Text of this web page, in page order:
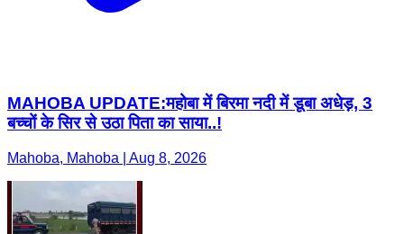
MAHOBA UPDATE:महोबा में बिरमा नदी में डूबा अधेड़, 3
बच्चों के सिर से उठा पिता का साया..!
Mahoba, Mahoba | Aug 8, 2026